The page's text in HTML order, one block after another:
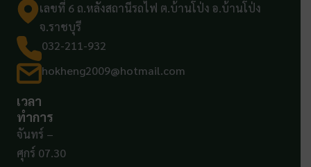
เลขที่ 6 ถ.หลังสถานีรถไฟ ต.บ้านโป่ง อ.บ้านโป่ง
จ.ราชบุรี
032-211-932
hokheng2009@hotmail.com
เวลา
ทำการ
จันทร์ –
ศุกร์ 07.30